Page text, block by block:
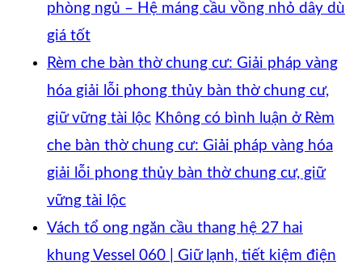
phòng ngủ – Hệ máng cầu vồng nhỏ dây dù
giá tốt
Rèm che bàn thờ chung cư: Giải pháp vàng
hóa giải lỗi phong thủy bàn thờ chung cư,
giữ vững tài lộc Không có bình luận ở Rèm
che bàn thờ chung cư: Giải pháp vàng hóa
giải lỗi phong thủy bàn thờ chung cư, giữ
vững tài lộc
Vách tổ ong ngăn cầu thang hệ 27 hai
khung Vessel 060 | Giữ lạnh, tiết kiệm điện